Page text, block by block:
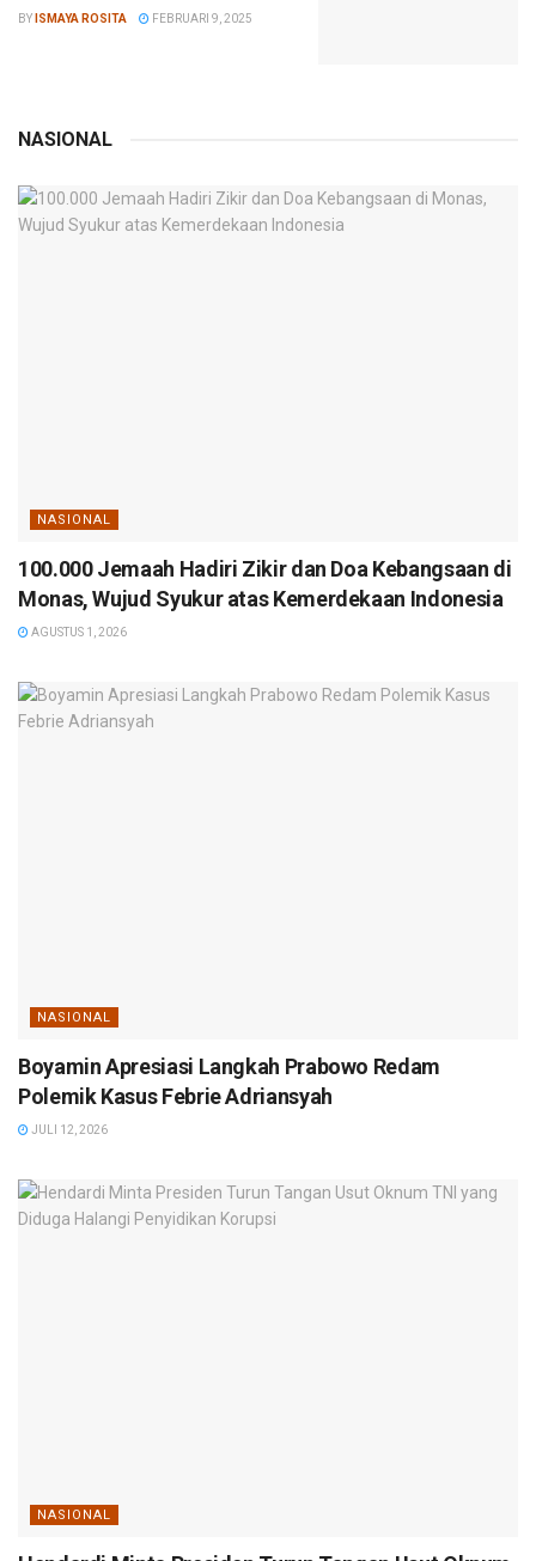
BY ISMAYA ROSITA FEBRUARI 9, 2025
NASIONAL
NASIONAL
100.000 Jemaah Hadiri Zikir dan Doa Kebangsaan di
Monas, Wujud Syukur atas Kemerdekaan Indonesia
AGUSTUS 1, 2026
NASIONAL
Boyamin Apresiasi Langkah Prabowo Redam
Polemik Kasus Febrie Adriansyah
JULI 12, 2026
NASIONAL